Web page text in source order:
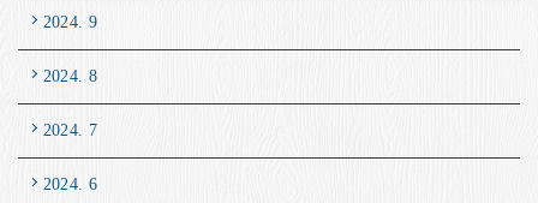
2024. 9
2024. 8
2024. 7
2024. 6